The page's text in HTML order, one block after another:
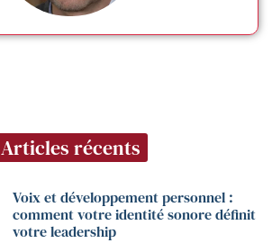
Articles récents
Voix et développement personnel :
comment votre identité sonore définit
votre leadership